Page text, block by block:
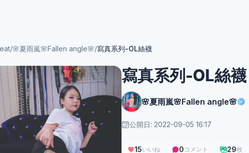
/🌸夏雨嵐🌸Fallen angle🌸/寫真系列-OL絲襪
寫真系列-OL絲襪
🌸夏雨嵐🌸Fallen angle🌸
公開日: 2022-09-05 16:17
15いいね 0 コメント 29枚